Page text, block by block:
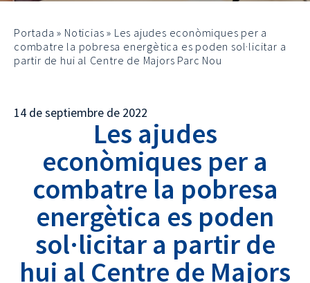
Portada » Noticias » Les ajudes econòmiques per a
combatre la pobresa energètica es poden sol·licitar a
partir de hui al Centre de Majors Parc Nou
14 de septiembre de 2022
Les ajudes
econòmiques per a
combatre la pobresa
energètica es poden
sol·licitar a partir de
hui al Centre de Majors